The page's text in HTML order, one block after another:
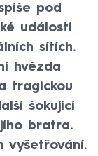
pod
události
sítích.
hvězda
tragickou
šokující
bratra.
vyšetřování.